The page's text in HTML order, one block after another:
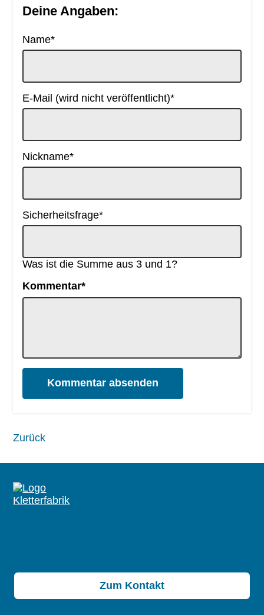
Deine Angaben:
Pflichtfeld
Name*
Pflichtfeld
E-Mail (wird nicht veröffentlicht)*
Pflichtfeld
Nickname*
Pflichtfeld
Sicherheitsfrage*
Was ist die Summe aus 3 und 1?
Pflichtfeld
Kommentar*
Kommentar absenden
Zurück
Zum Kontakt